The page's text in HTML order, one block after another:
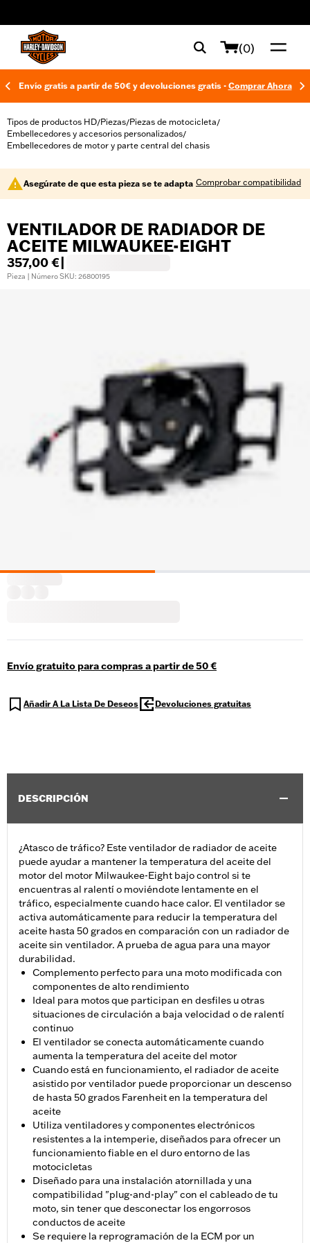
(0)
Envío gratis a partir de 50€ y devoluciones gratis - Comprar Ahora
Tipos de productos HD/Piezas/Piezas de motocicleta/
Embellecedores y accesorios personalizados/
Embellecedores de motor y parte central del chasis
Asegúrate de que esta pieza se te adapta Comprobar compatibilidad
VENTILADOR DE RADIADOR DE
ACEITE MILWAUKEE-EIGHT
357,00 €
Pieza | Número SKU: 26800195
Envío gratuito para compras a partir de 50 €
Añadir A La Lista De Deseos Devoluciones gratuitas
DESCRIPCIÓN
¿Atasco de tráfico? Este ventilador de radiador de aceite
puede ayudar a mantener la temperatura del aceite del
motor del motor Milwaukee-Eight bajo control si te
encuentras al ralentí o moviéndote lentamente en el
tráfico, especialmente cuando hace calor. El ventilador se
activa automáticamente para reducir la temperatura del
aceite hasta 50 grados en comparación con un radiador de
aceite sin ventilador. A prueba de agua para una mayor
durabilidad.
Complemento perfecto para una moto modificada con
componentes de alto rendimiento
Ideal para motos que participan en desfiles u otras
situaciones de circulación a baja velocidad o de ralentí
continuo
El ventilador se conecta automáticamente cuando
aumenta la temperatura del aceite del motor
Cuando está en funcionamiento, el radiador de aceite
asistido por ventilador puede proporcionar un descenso
de hasta 50 grados Farenheit en la temperatura del
aceite
Utiliza ventiladores y componentes electrónicos
resistentes a la intemperie, diseñados para ofrecer un
funcionamiento fiable en el duro entorno de las
motocicletas
Diseñado para una instalación atornillada y una
compatibilidad "plug-and-play" con el cableado de tu
moto, sin tener que desconectar los engorrosos
conductos de aceite
Se requiere la reprogramación de la ECM por un